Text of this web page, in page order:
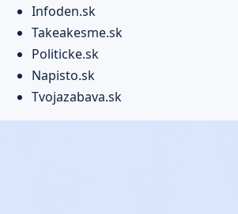
Infoden.sk
Takeakesme.sk
Politicke.sk
Napisto.sk
Tvojazabava.sk